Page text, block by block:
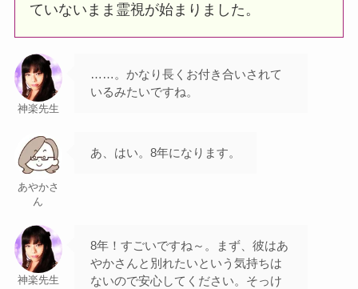
ていないまま霊視が始まりました。
神楽先生
……。かなり長くお付き合いされて
いるみたいですね。
あやかさ
ん
あ、はい。8年になります。
神楽先生
8年！すごいですね～。まず、彼はあ
やかさんと別れたいという気持ちは
ないので安心してください。そっけ